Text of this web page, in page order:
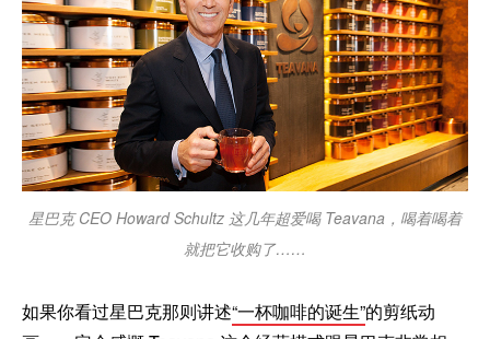
星巴克 CEO Howard Schultz 这几年超爱喝 Teavana，喝着喝着
就把它收购了……
如果你看过星巴克那则讲述“一杯咖啡的诞生”的剪纸动